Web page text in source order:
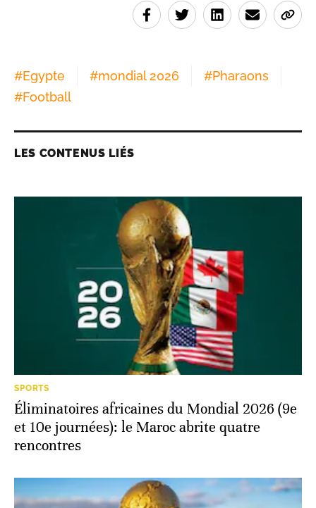
#Egypte #mondial 2026 #Pharaons
#Football
LES CONTENUS LIÉS
SPORTS
Éliminatoires africaines du Mondial 2026 (9e
et 10e journées): le Maroc abrite quatre
rencontres